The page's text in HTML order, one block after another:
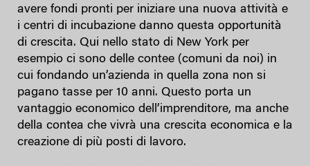
avere fondi pronti per iniziare una nuova attività e
i centri di incubazione danno questa opportunità
di crescita. Qui nello stato di New York per
esempio ci sono delle contee (comuni da noi) in
cui fondando un’azienda in quella zona non si
pagano tasse per 10 anni. Questo porta un
vantaggio economico dell’imprenditore, ma anche
della contea che vivrà una crescita economica e la
creazione di più posti di lavoro.